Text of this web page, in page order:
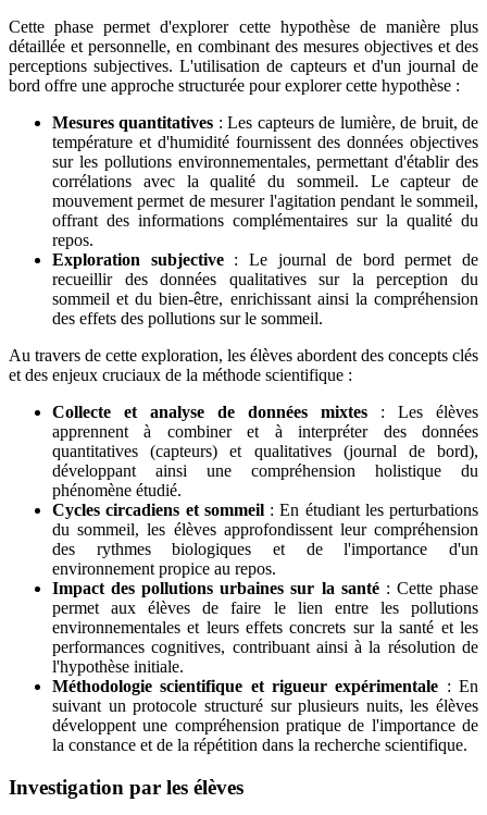
Cette phase permet d'explorer cette hypothèse de manière plus
détaillée et personnelle, en combinant des mesures objectives et des
perceptions subjectives. L'utilisation de capteurs et d'un journal de
bord offre une approche structurée pour explorer cette hypothèse :
Mesures quantitatives : Les capteurs de lumière, de bruit, de
température et d'humidité fournissent des données objectives
sur les pollutions environnementales, permettant d'établir des
corrélations avec la qualité du sommeil. Le capteur de
mouvement permet de mesurer l'agitation pendant le sommeil,
offrant des informations complémentaires sur la qualité du
repos.
Exploration subjective: Le journal de bord permet de
recueillir des données qualitatives sur la perception du
sommeil et du bien-être, enrichissant ainsi la compréhension
des effets des pollutions sur le sommeil.
Au travers de cette exploration, les élèves abordent des concepts clés
et des enjeux cruciaux de la méthode scientifique :
Collecte et analyse de données mixtes : Les élèves
apprennent à combiner et à interpréter des données
quantitatives (capteurs) et qualitatives (journal de bord),
développant ainsi une compréhension holistique du
phénomène étudié.
Cycles circadiens et sommeil: En étudiant les perturbations
du sommeil, les élèves approfondissent leur compréhension
des rythmes biologiques et de l'importance d'un
environnement propice au repos.
Impact des pollutions urbaines sur la santé: Cette phase
permet aux élèves de faire le lien entre les pollutions
environnementales et leurs effets concrets sur la santé et les
performances cognitives, contribuant ainsi à la résolution de
l'hypothèse initiale.
Méthodologie scientifique et rigueur expérimentale : En
suivant un protocole structuré sur plusieurs nuits, les élèves
développent une compréhension pratique de l'importance de
la constance et de la répétition dans la recherche scientifique.
Investigation par les élèves